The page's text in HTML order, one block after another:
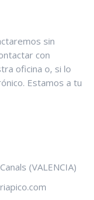
sin
con
oficina o, si lo
Estamos a tu
(VALENCIA)